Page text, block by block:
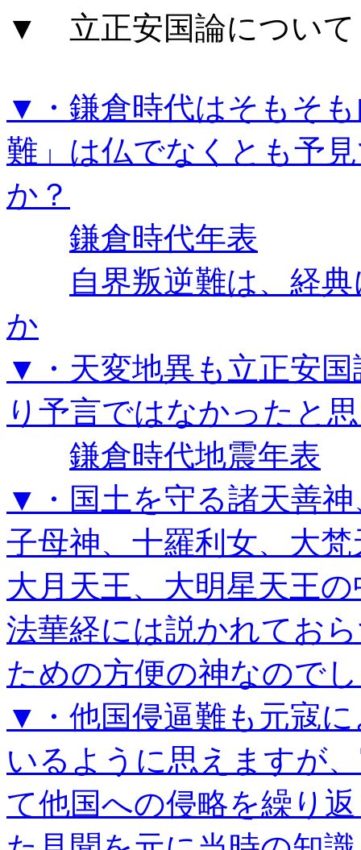
▼ 立正安国論について
▼・鎌倉時代はそもそ
難」は仏でなくとも予
か？
鎌倉時代年表
自界叛逆難は、経
か
▼・天変地異も立正安
り予言ではなかったと
鎌倉時代地震年表
▼・国土を守る諸天善
子母神、十羅利女、大
大月天王、大明星天王
法華経には説かれてお
ための方便の神なので
▼・他国侵逼難も元寇
いるように思えますが
て他国への侵略を繰り